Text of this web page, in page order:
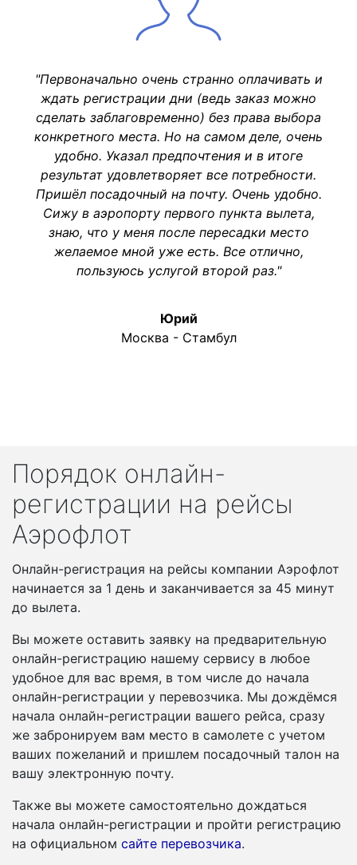
"Первоначально очень странно оплачивать и
ждать регистрации дни (ведь заказ можно
сделать заблаговременно) без права выбора
конкретного места. Но на самом деле, очень
удобно. Указал предпочтения и в итоге
результат удовлетворяет все потребности.
Пришёл посадочный на почту. Очень удобно.
Сижу в аэропорту первого пункта вылета,
знаю, что у меня после пересадки место
желаемое мной уже есть. Все отлично,
пользуюсь услугой второй раз."
Юрий
Москва - Стамбул
Порядок онлайн-
регистрации на рейсы
Аэрофлот
Онлайн-регистрация на рейсы компании Аэрофлот
начинается за 1 день и заканчивается за 45 минут
до вылета.
Вы можете оставить заявку на предварительную
онлайн-регистрацию нашему сервису в любое
удобное для вас время, в том числе до начала
онлайн-регистрации у перевозчика. Мы дождёмся
начала онлайн-регистрации вашего рейса, сразу
же забронируем вам место в самолете с учетом
ваших пожеланий и пришлем посадочный талон на
вашу электронную почту.
Также вы можете самостоятельно дождаться
начала онлайн-регистрации и пройти регистрацию
на официальном сайте перевозчика.